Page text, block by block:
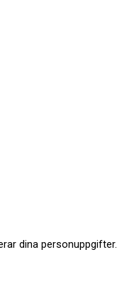
dina personuppgifter.